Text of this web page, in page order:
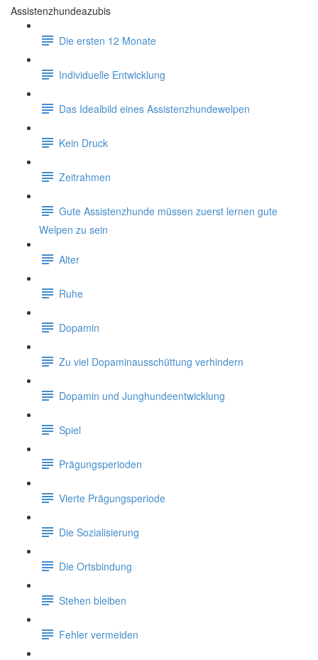
Assistenzhundeazubis
Die ersten 12 Monate
Individuelle Entwicklung
Das Idealbild eines Assistenzhundewelpen
Kein Druck
Zeitrahmen
Gute Assistenzhunde müssen zuerst lernen gute
Welpen zu sein
Alter
Ruhe
Dopamin
Zu viel Dopaminausschüttung verhindern
Dopamin und Junghundeentwicklung
Spiel
Prägungsperioden
Vierte Prägungsperiode
Die Sozialisierung
Die Ortsbindung
Stehen bleiben
Fehler vermeiden